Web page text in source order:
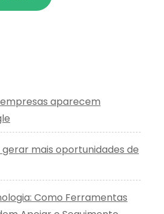
aparecem
gerar mais oportunidades de
Como Ferramentas